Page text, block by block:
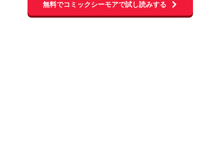
無料でコミックシーモアで試し読みする